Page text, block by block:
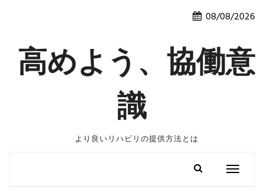
08/08/2026
高めよう、協働意
識
より良いリハビリの提供方法とは
Toggle